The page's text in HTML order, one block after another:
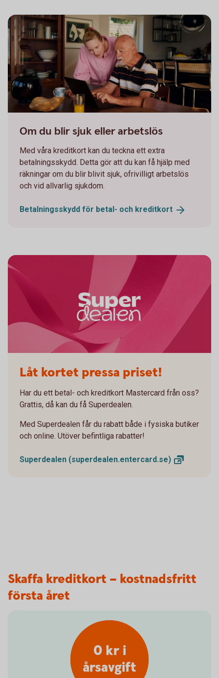
Om du blir sjuk eller arbetslös
Med våra kreditkort kan du teckna ett extra
betalningsskydd. Detta gör att du kan få hjälp med
räkningar om du blir blivit sjuk, ofrivilligt arbetslös
och vid allvarlig sjukdom.
Betalningsskydd för betal- och kreditkort
Låt kortet pressa priset!
Har du ett betal- och kreditkort Mastercard från oss?
Grattis, då kan du få Superdealen.
Med Superdealen får du rabatt både i fysiska butiker
och online. Utöver befintliga rabatter!
Superdealen (superdealen.entercard.se)
Skaffa kreditkort – kostnadsfritt
första året
0 kr i
årsavgift